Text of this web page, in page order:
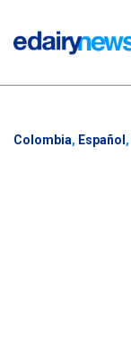
Colombia, Español ,